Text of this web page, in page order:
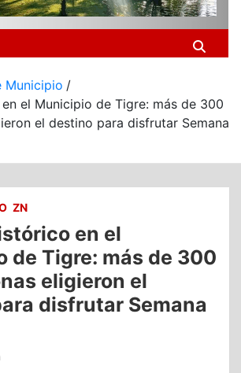
Municipio
el Municipio de Tigre: más de 300
el destino para disfrutar Semana
ZN
en el
de Tigre: más de 300
eligieron el
disfrutar Semana